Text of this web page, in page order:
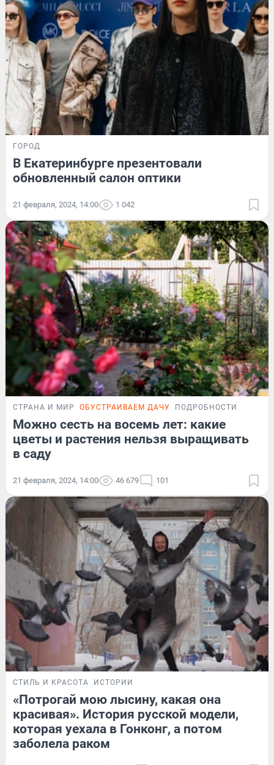
ГОРОД
В Екатеринбурге презентовали
обновленный салон оптики
21 февраля, 2024, 14:00 1 042
СТРАНА И МИР ОБУСТРАИВАЕМ ДАЧУ ПОДРОБНОСТИ
Можно сесть на восемь лет: какие
цветы и растения нельзя выращивать
в саду
21 февраля, 2024, 14:00 46 679 101
СТИЛЬ И КРАСОТА ИСТОРИИ
«Потрогай мою лысину, какая она
красивая». История русской модели,
которая уехала в Гонконг, а потом
заболела раком